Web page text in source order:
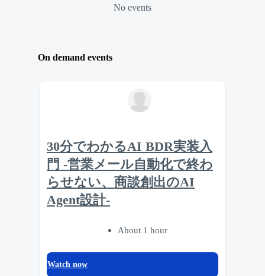
No events
On demand events
30分でわかるAI BDR実装入
門 -営業メール自動化で終わ
らせない、商談創出のAI
Agent設計-
About 1 hour
Watch now